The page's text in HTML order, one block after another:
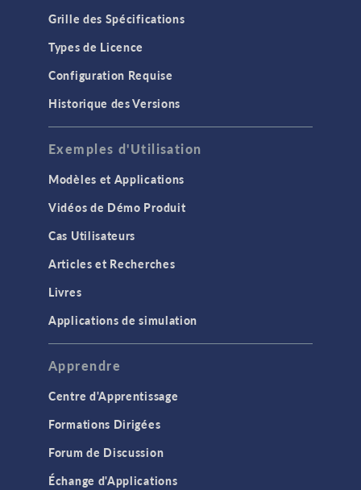
Grille des Spécifications
Types de Licence
Configuration Requise
Historique des Versions
Exemples d'Utilisation
Modèles et Applications
Vidéos de Démo Produit
Cas Utilisateurs
Articles et Recherches
Livres
Applications de simulation
Apprendre
Centre d'Apprentissage
Formations Dirigées
Forum de Discussion
Échange d'Applications